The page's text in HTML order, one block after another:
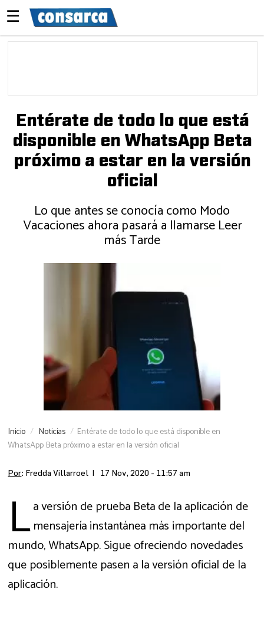
☰
Entérate de todo lo que está
disponible en WhatsApp Beta
próximo a estar en la versión
oficial
Lo que antes se conocía como Modo
Vacaciones ahora pasará a llamarse Leer
más Tarde
Inicio Noticias
Entérate de todo lo que está disponible en
WhatsApp Beta próximo a estar en la versión oficial
Por: Fredda Villarroel | 17 Nov, 2020 - 11:57 am
La versión de prueba Beta de la aplicación de
mensajería instantánea más importante del
mundo, WhatsApp. Sigue ofreciendo novedades
que posiblemente pasen a la versión oficial de la
aplicación.